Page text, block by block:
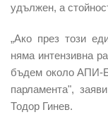
удължен, а
„Ако през този
няма интензивна
бъдем около АПИ-
парламента",
Тодор Гинев.